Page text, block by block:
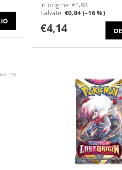
In origine: €4,98
Salvate: €0,84 (–16 %)
€4,14
175